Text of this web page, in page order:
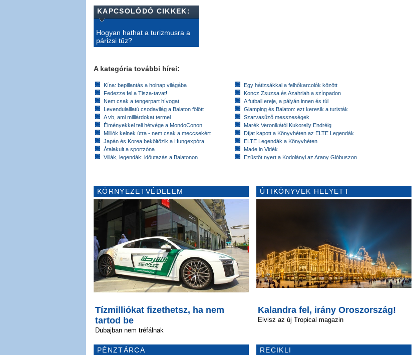
KAPCSOLÓDÓ CIKKEK:
Hogyan hathat a turizmusra a
párizsi tűz?
A kategória további hírei:
Kína: bepillantás a holnap világába
Fedezze fel a Tisza-tavat!
Nem csak a tengerpart hívogat
Levendulaillatú csodavilág a Balaton fölött
A vb, ami milliárdokat termel
Élményekkel teli hétvége a MondoConon
Milliók kelnek útra - nem csak a meccsekért
Japán és Korea beköltözik a Hungexpóra
Átalakult a sportzóna
Villák, legendák: időutazás a Balatonon
Egy hátizsákkal a felhőkarcolók között
Koncz Zsuzsa és Azahriah a színpadon
A futball ereje, a pályán innen és túl
Glamping és Balaton: ezt keresik a turisták
Szarvasűző messzeségek
Marék Veronikától Kukorelly Endréig
Díjat kapott a Könyvhéten az ELTE Legendák
ELTE Legendák a Könyvhéten
Made in Vidék
Ezüstöt nyert a Kodolányi az Arany Glóbuszon
KÖRNYEZETVÉDELEM
Tízmilliókat fizethetsz, ha nem
tartod be
Dubajban nem tréfálnak
PÉNZTÁRCA
ÚTIKÖNYVEK HELYETT
Kalandra fel, irány Oroszország!
Elvisz az új Tropical magazin
RECIKLI